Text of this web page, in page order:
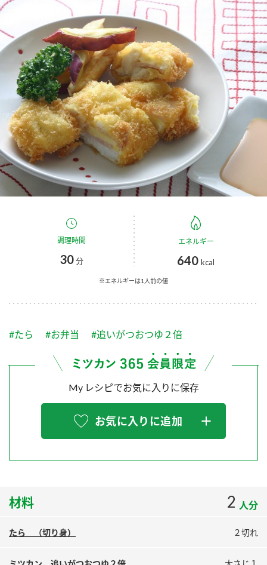
酢 調味酢
お酢ドリンク ぽん酢
みりん風・料理酒 鍋用調味料
つゆ たれ
スープ
炊き込みご飯の素 米飯用調味液
Fibee
新商品一覧
キャンペーン情報
ブランド・スペシャルサイト
ブランド・スペシャルサイト トップ
商品ブランドサイト
Fibee（ファイビー）
くらしプラ酢
カンタン酢
かおりの蔵
納豆のサイト
三ツ判山吹
スペシャルサイト
お酢を知ろう！
すしラボ
納豆の豆知識
企業情報
国内事業概要
ミツカングループについて
企業理念
ミツカンを知る
環境への取り組み
お客様相談センター
お客様の声をいかしました
販売終了製品のご案内
よくあるご質問
ミツカン公式通販
調理時間
30分
エネルギー
640 kcal
※エネルギーは1人前の値
#たら #お弁当 #追いがつおつゆ２倍
My レシピでお気に入りに保存
お気に入りに追加
材料 2 人分
たら （切り身） ２切れ